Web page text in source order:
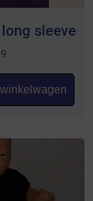
sleeve